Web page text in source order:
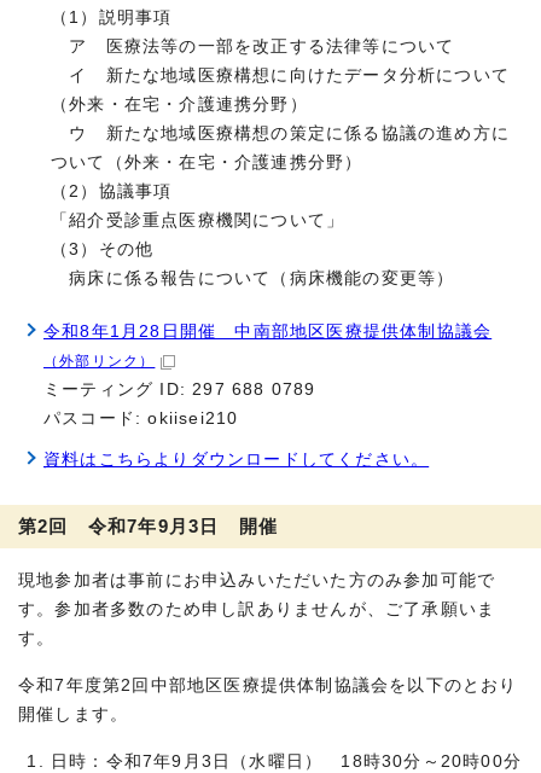
（1）説明事項
ア 医療法等の一部を改正する法律等について
イ 新たな地域医療構想に向けたデータ分析について
（外来・在宅・介護連携分野）
ウ 新たな地域医療構想の策定に係る協議の進め方に
ついて（外来・在宅・介護連携分野）
（2）協議事項
「紹介受診重点医療機関について」
（3）その他
病床に係る報告について（病床機能の変更等）
令和8年1月28日開催 中南部地区医療提供体制協議会
（外部リンク）
ミーティング ID: 297 688 0789
パスコード: okiisei210
資料はこちらよりダウンロードしてください。
第2回 令和7年9月3日 開催
現地参加者は事前にお申込みいただいた方のみ参加可能で
す。参加者多数のため申し訳ありませんが、ご了承願いま
す。
令和7年度第2回中部地区医療提供体制協議会を以下のとおり
開催します。
日時：令和7年9月3日（水曜日） 18時30分～20時00分